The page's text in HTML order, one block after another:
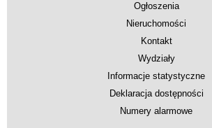
Ogłoszenia
Nieruchomości
Kontakt
Wydziały
Informacje statystyczne
Deklaracja dostępności
Numery alarmowe